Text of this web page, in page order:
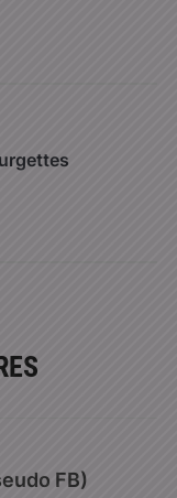
FB)